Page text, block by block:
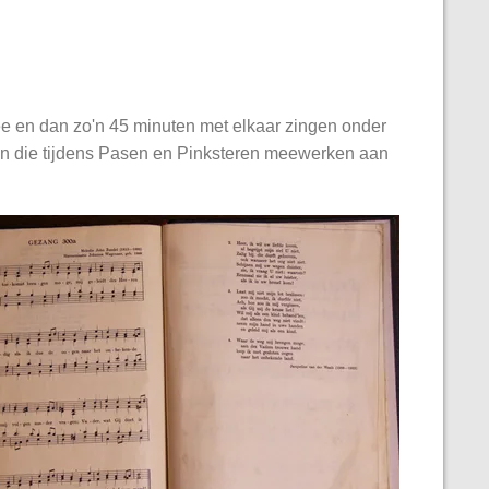
en dan zo'n 45 minuten met elkaar zingen onder
die tijdens Pasen en Pinksteren meewerken aan